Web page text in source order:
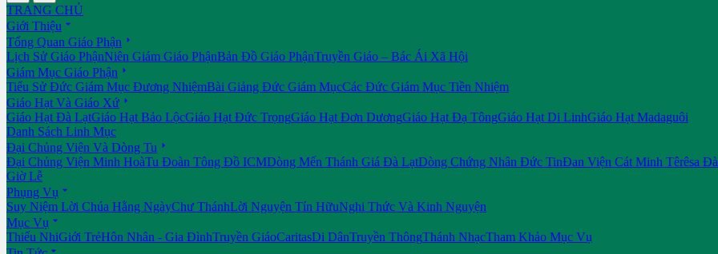
TRANG CHỦ
Giới Thiệu 
Tổng Quan Giáo Phận 
Lịch Sử Giáo PhậnNiên Giám Giáo PhậnBản Đồ Giáo PhậnTruyền Giáo – Bác Ái Xã Hội
Giám Mục Giáo Phận 
Tiểu Sử Đức Giám Mục Đương NhiệmBài Giảng Đức Giám MụcCác Đức Giám Mục Tiền Nhiệm
Giáo Hạt Và Giáo Xứ 
Giáo Hạt Đà LạtGiáo Hạt Bảo LộcGiáo Hạt Đức TrọngGiáo Hạt Đơn DươngGiáo Hạt Đạ TôngGiáo Hạt Di LinhGiáo Hạt Madaguôi
Danh Sách Linh Mục
Đại Chủng Viện Và Dòng Tu 
Đại Chủng Viện Minh HoàTu Đoàn Tông Đồ ICMDòng Mến Thánh Giá Đà LạtDòng Chứng Nhân Đức TinĐan Viện Cát Minh Têrêsa
Giờ Lễ
Phụng Vụ 
Suy Niệm Lời Chúa Hằng NgàyChư ThánhLời Nguyện Tín HữuNghi Thức Và Kinh Nguyện
Mục Vụ 
Thiếu NhiGiới TrẻHôn Nhân - Gia ĐìnhTruyền GiáoCaritasDi DânTruyền ThôngThánh NhạcTham Khảo Mục Vụ
